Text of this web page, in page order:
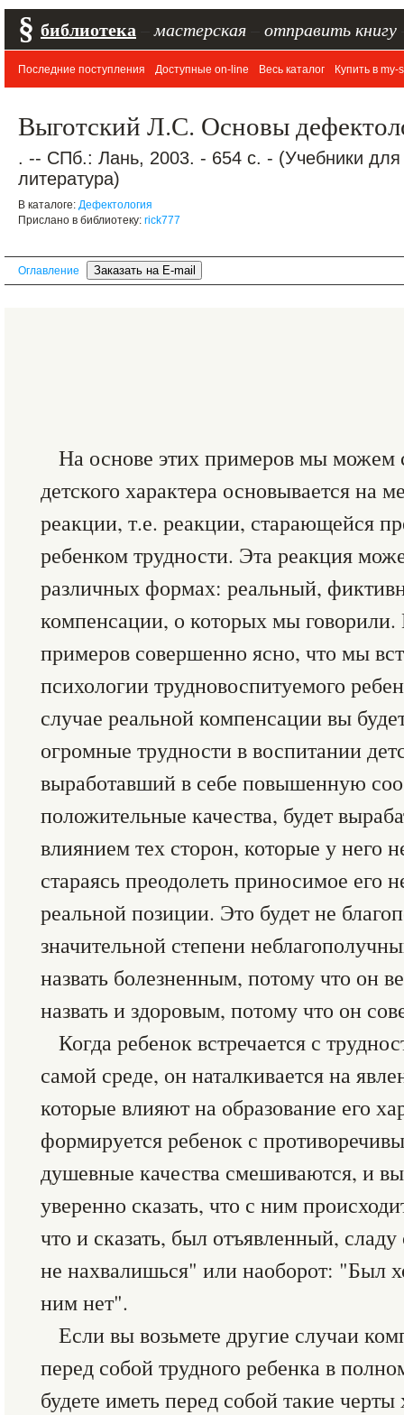
§ библиотека мастерская отправить книгу
Последние поступления Доступные on-line Весь каталог Купить в my-
Выготский Л.С. Основы
. -- СПб.: Лань, 2003. - 654 с. - (Учебники
литература)
В каталоге: Дефектология
Прислано в библиотеку: rick777
Оглавление
На основе этих примеров мы можем
детского характера основывается на
реакции, т.е. реакции, старающейся
ребенком трудности. Эта реакция
различных формах: реальный,
компенсации, о которых мы
примеров совершенно ясно, что мы
психологии трудновоспитуемого
случае реальной компенсации вы
огромные трудности в воспитании
выработавший в себе повышенную
положительные качества, будет
влиянием тех сторон, которые у него
стараясь преодолеть приносимое его
реальной позиции. Это будет не
значительной степени
назвать болезненным, потому что он
назвать и здоровым, потому что он
Когда ребенок встречается с
самой среде, он наталкивается на
которые влияют на образование его
формируется ребенок с
душевные качества смешиваются, и
уверенно сказать, что с ним
что и сказать, был отъявленный,
не нахвалишься" или наоборот: "Был
ним нет".
Если вы возьмете другие случаи
перед собой трудного ребенка в
будете иметь перед собой такие